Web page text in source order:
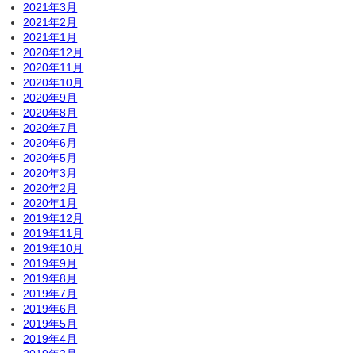
2021年3月
2021年2月
2021年1月
2020年12月
2020年11月
2020年10月
2020年9月
2020年8月
2020年7月
2020年6月
2020年5月
2020年3月
2020年2月
2020年1月
2019年12月
2019年11月
2019年10月
2019年9月
2019年8月
2019年7月
2019年6月
2019年5月
2019年4月